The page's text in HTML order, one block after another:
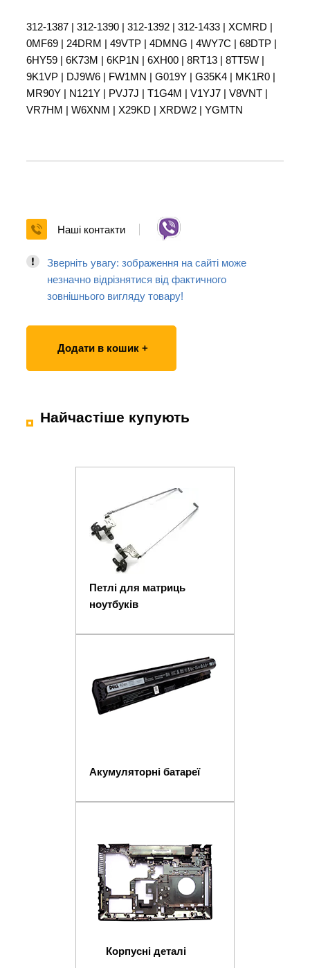
312-1387 | 312-1390 | 312-1392 | 312-1433 | XCMRD |
0MF69 | 24DRM | 49VTP | 4DMNG | 4WY7C | 68DTP |
6HY59 | 6K73M | 6KP1N | 6XH00 | 8RT13 | 8TT5W |
9K1VP | DJ9W6 | FW1MN | G019Y | G35K4 | MK1R0 |
MR90Y | N121Y | PVJ7J | T1G4M | V1YJ7 | V8VNT |
VR7HM | W6XNM | X29KD | XRDW2 | YGMTN
Наші контакти
Зверніть увагу: зображення на сайті може
незначно відрізнятися від фактичного
зовнішнього вигляду товару!
Додати в кошик +
Найчастіше купують
Петлі для матриць
ноутбуків
Акумуляторні батареї
Корпусні деталі